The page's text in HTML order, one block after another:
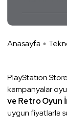
Anasayfa
PlayStation
kampanyalar
ve Retro Oyun
uygun fiyatlarla